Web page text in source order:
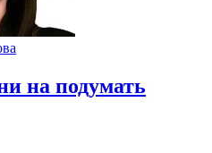
на подумать